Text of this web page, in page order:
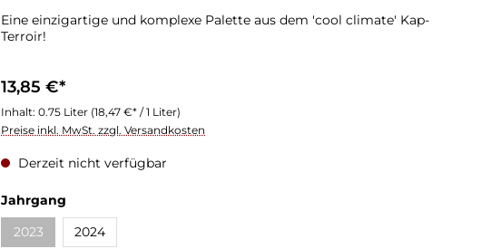
Eine einzigartige und komplexe Palette aus dem 'cool climate' Kap-
Terroir!
13,85 €*
Inhalt: 0.75 Liter (18,47 €* / 1 Liter)
Preise inkl. MwSt. zzgl. Versandkosten
Derzeit nicht verfügbar
Jahrgang
2023
2024